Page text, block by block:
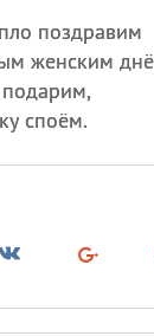
поздравим
женским
споём.